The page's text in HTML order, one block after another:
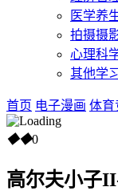
医学养
拍摄摄
心理科
其他学
首页 电子漫画 体育
◆◆0
高尔夫小子